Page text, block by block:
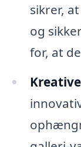
sikrer,
og
for, at